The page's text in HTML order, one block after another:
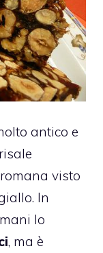
antico e
visto
In
lo
, ma è